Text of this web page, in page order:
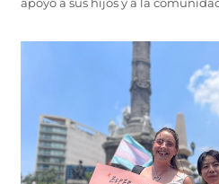
apoyo a sus hijos y a la